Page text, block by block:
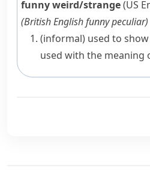
funny weird/strange(US
(British Englishfunny peculiar)
(informal) used to show
used with the meaning